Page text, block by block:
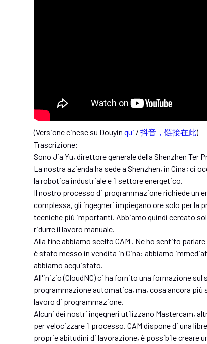
(Versione cinese su Douyinqui /抖音，链接在此)
Trascrizione:
Sono Jia Yu, direttore generale della Shenzhen Ter
La nostra azienda ha sede a Shenzhen, in Cina; ci
la robotica industriale e il settore energetico.
Il nostro processo di programmazione richiede un
complessa, gli ingegneri impiegano ore solo per la
tecniche più importanti. Abbiamo quindi cercato
ridurre il lavoro manuale.
Alla fine abbiamo scelto CAM . Ne ho sentito
è stato messo in vendita in Cina: abbiamo
abbiamo acquistato.
All'inizio (CloudNC) ci ha fornito una formazione
programmazione automatica, ma, cosa ancora
lavoro di programmazione.
Alcuni dei nostri ingegneri utilizzano Mastercam,
per velocizzare il processo. CAM dispone di una
proprie abitudini di lavorazione, è possibile creare